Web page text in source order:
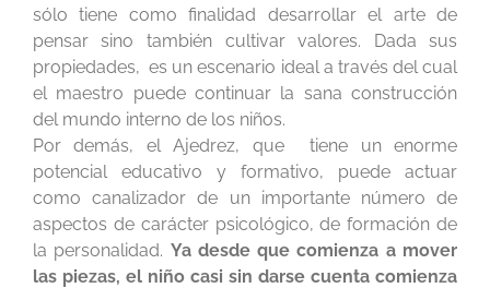
sólo tiene como finalidad desarrollar el arte de
pensar sino también cultivar valores. Dada sus
propiedades, es un escenario ideal a través del cual
el maestro puede continuar la sana construcción
del mundo interno de los niños.
Por demás, el Ajedrez, que tiene un enorme
potencial educativo y formativo, puede actuar
como canalizador de un importante número de
aspectos de carácter psicológico, de formación de
la personalidad. Ya desde que comienza a mover
las piezas, el niño casi sin darse cuenta comienza